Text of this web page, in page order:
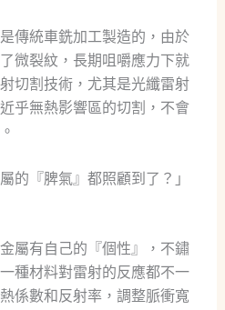
傳統車銑加工製造的，由於
微裂紋，長期咀嚼應力下就
切割技術，尤其是光纖雷射
乎無熱影響區的切割，不會
的『脾氣』都照顧到了？」
屬有自己的『個性』，不鏽
種材料對雷射的反應都不一
係數和反射率，調整脈衝寬